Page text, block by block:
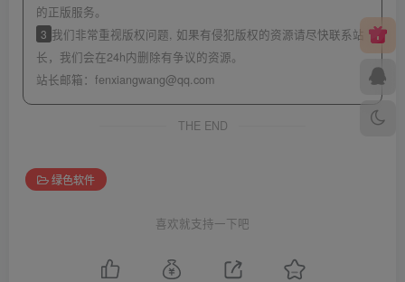
的正版服务。
3 我们非常重视版权问题, 如果有侵犯版权的资源请尽快联系站
长，我们会在24h内删除有争议的资源。
站长邮箱： fenxiangwang@qq.com
THE END
绿色软件
喜欢就支持一下吧